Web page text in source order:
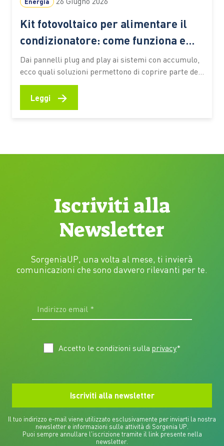
Kit fotovoltaico per alimentare il
condizionatore: come funziona e
detrazioni
Dai pannelli plug and play ai sistemi con accumulo,
ecco quali soluzioni permettono di coprire parte dei
consumi estivi, quali incentivi fiscali sono disponibili
e quando l’investimento può risultare conveniente
Leggi →
Iscriviti alla
Newsletter
SorgeniaUP, una volta al mese, ti invierà
comunicazioni che sono davvero rilevanti per te.
Accetto le condizioni sulla privacy*
Il tuo indirizzo e-mail viene utilizzato esclusivamente per inviarti la nostra
newsletter e informazioni sulle attività di Sorgenia UP.
Puoi sempre annullare l'iscrizione tramite il link presente nella
newsletter.